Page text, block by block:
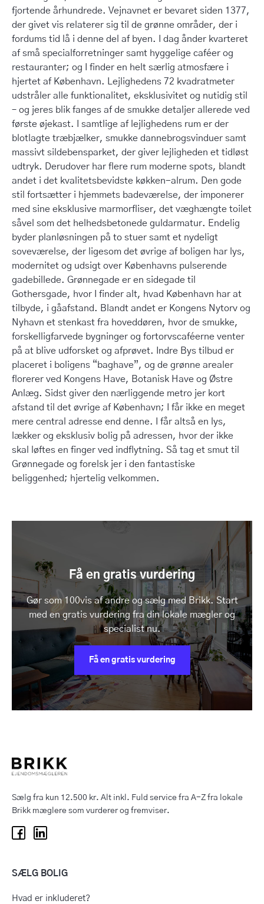
fjortende århundrede. Vejnavnet er bevaret siden 1377,
der givet vis relaterer sig til de grønne områder, der i
fordums tid lå i denne del af byen. I dag ånder kvarteret
af små specialforretninger samt hyggelige caféer og
restauranter; og I finder en helt særlig atmosfære i
hjertet af København. Lejlighedens 72 kvadratmeter
udstråler alle funktionalitet, eksklusivitet og nutidig stil
– og jeres blik fanges af de smukke detaljer allerede ved
første øjekast. I samtlige af lejlighedens rum er der
blotlagte træbjælker, smukke dannebrogsvinduer samt
massivt sildebensparket, der giver lejligheden et tidløst
udtryk. Derudover har flere rum moderne spots, blandt
andet i det kvalitetsbevidste køkken-alrum. Den gode
stil fortsætter i hjemmets badeværelse, der imponerer
med sine eksklusive marmorfliser, det væghængte toilet
såvel som det helhedsbetonede guldarmatur. Endelig
byder planløsningen på to stuer samt et nydeligt
soveværelse, der ligesom det øvrige af boligen har lys,
modernitet og udsigt over Københavns pulserende
gadebillede. Grønnegade er en sidegade til
Gothersgade, hvor I finder alt, hvad København har at
tilbyde, i gåafstand. Blandt andet er Kongens Nytorv og
Nyhavn et stenkast fra hoveddøren, hvor de smukke,
forskelligfarvede bygninger og fortorvscaféerne venter
på at blive udforsket og afprøvet. Indre Bys tilbud er
placeret i boligens “baghave”, og de grønne arealer
florerer ved Kongens Have, Botanisk Have og Østre
Anlæg. Sidst giver den nærliggende metro jer kort
afstand til det øvrige af København; I får ikke en meget
mere central adresse end denne. I får altså en lys,
lækker og eksklusiv bolig på adressen, hvor der ikke
skal løftes en finger ved indflytning. Så tag et smut til
Grønnegade og forelsk jer i den fantastiske
beliggenhed; hjertelig velkommen.
Få en gratis vurdering
Gør som 100vis af andre og sælg med Brikk. Start
med en gratis vurdering fra din lokale mægler og
specialist nu.
Få en gratis vurdering
Sælg fra kun 12.500 kr. Alt inkl. Fuld service fra A-Z fra lokale
Brikk mæglere som vurderer og fremviser.
SÆLG BOLIG
Hvad er inkluderet?